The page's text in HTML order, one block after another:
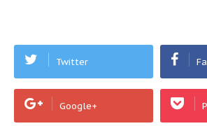
Twitter
Google+